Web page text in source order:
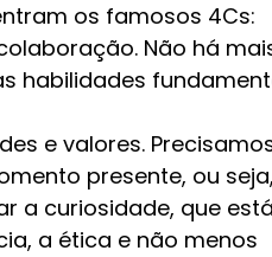
os famosos 4Cs:
Não há
habilidades
e valores.
presente, ou seja,
a curiosidade, que está
a ética e não menos